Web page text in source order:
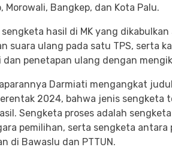
Morowali, Bangkep, dan Kota Palu.
sengketa hasil di MK yang
suara ulang pada satu TPS, serta
dan penetapan ulang dengan
Darmiati mengangkat
2024, bahwa jenis sengketa
Sengketa proses adalah
pemilihan, serta sengketa
di Bawaslu dan PTTUN.